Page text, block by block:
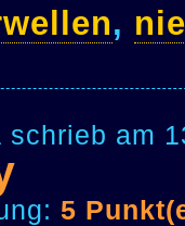
, nie
schrieb am
5